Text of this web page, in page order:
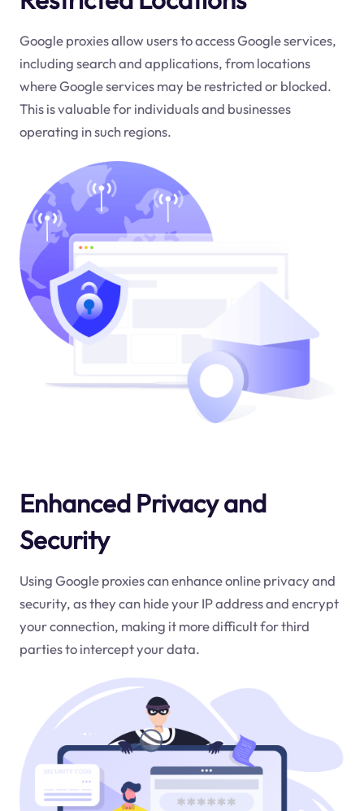
Google proxies allow users to access Google services,
including search and applications, from locations
where Google services may be restricted or blocked.
This is valuable for individuals and businesses
operating in such regions.
Enhanced Privacy and
Security
Using Google proxies can enhance online privacy and
security, as they can hide your IP address and encrypt
your connection, making it more difficult for third
parties to intercept your data.